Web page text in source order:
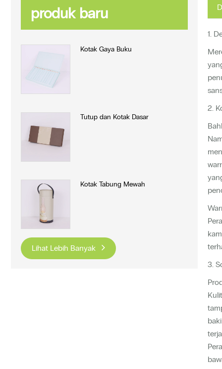
produk baru
Kotak Gaya Buku
Tutup dan Kotak Dasar
Kotak Tabung Mewah
Lihat Lebih Banyak
1.
2.
3.